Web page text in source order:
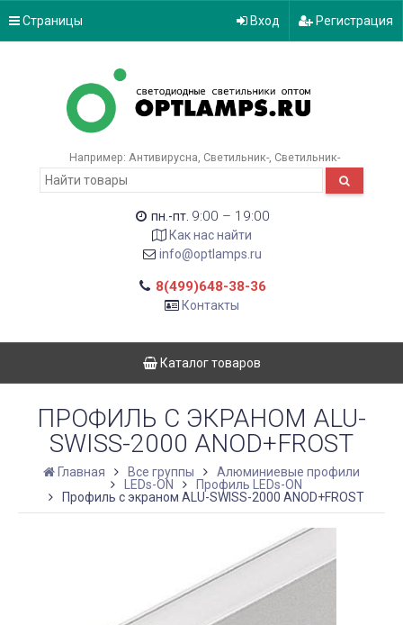
Страницы Вход Регистрация
Например: Антивирусна Светильник- Светильник-
пн.-пт. 9:00 – 19:00
Как нас найти
info@optlamps.ru
8(499)648-38-36
Контакты
Каталог товаров
ПРОФИЛЬ С ЭКРАНОМ ALU-
SWISS-2000 ANOD+FROST
Главная Все группы
Алюминиевые профили
LEDs-ON
Профиль LEDs-ON
Профиль с экраном ALU-SWISS-2000 ANOD+FROST